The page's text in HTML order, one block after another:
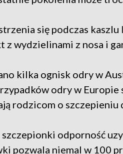
się podczas
wydzielinami z nosa i
kilka ognisk odry w
odry w
rodzicom o
odporność
pozwala niemal w 100